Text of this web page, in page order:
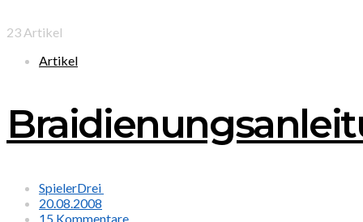
23 Artikel
Artikel
SpielerDrei
20.08.2008
15 Kommentare